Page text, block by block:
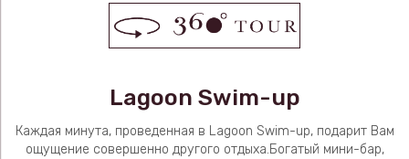
Lagoon Swim-up
Каждая минута, проведенная в Lagoon Swim-up, подарит Вам
ощущение совершенно другого отдыха.Богатый мини-бар,